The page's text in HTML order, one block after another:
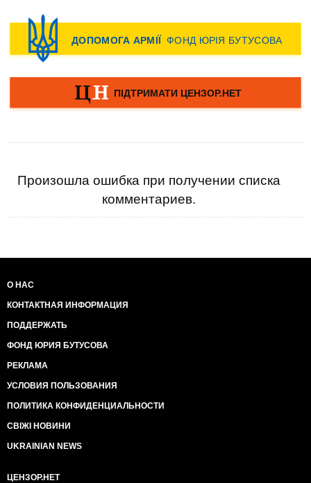
Произошла ошибка при получении списка
комментариев.
О НАС
КОНТАКТНАЯ ИНФОРМАЦИЯ
ПОДДЕРЖАТЬ
ФОНД ЮРИЯ БУТУСОВА
РЕКЛАМА
УСЛОВИЯ ПОЛЬЗОВАНИЯ
ПОЛИТИКА КОНФИДЕНЦИАЛЬНОСТИ
СВІЖІ НОВИНИ
UKRAINIAN NEWS
ЦЕНЗОР.НЕТ